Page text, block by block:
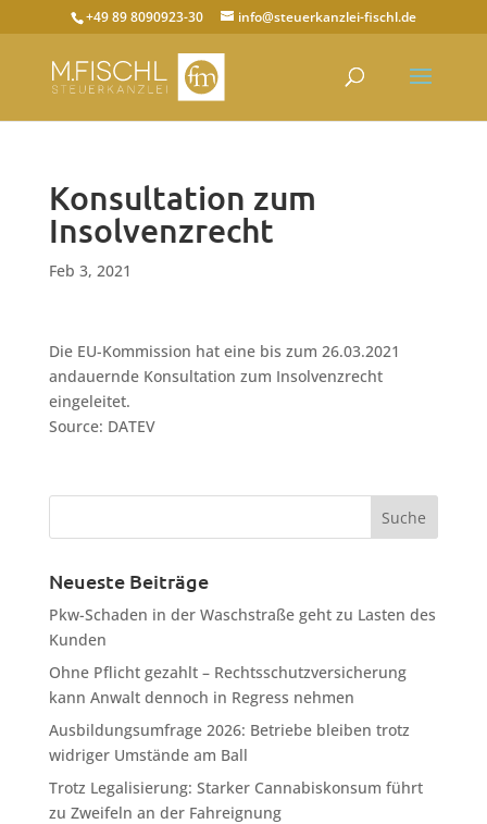
+49 89 8090923-30 info@steuerkanzlei-fischl.de
Konsultation zum
Insolvenzrecht
Feb 3, 2021
Die EU-Kommission hat eine bis zum 26.03.2021
andauernde Konsultation zum Insolvenzrecht
eingeleitet.
Source: DATEV
Neueste Beiträge
Pkw-Schaden in der Waschstraße geht zu Lasten des
Kunden
Ohne Pflicht gezahlt – Rechtsschutzversicherung
kann Anwalt dennoch in Regress nehmen
Ausbildungsumfrage 2026: Betriebe bleiben trotz
widriger Umstände am Ball
Trotz Legalisierung: Starker Cannabiskonsum führt
zu Zweifeln an der Fahreignung